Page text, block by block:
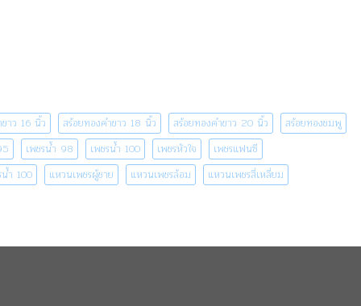
าว 16 นิ้ว สร้อยทองคำขาว 18 นิ้ว สร้อยทองคำขาว 20 นิ้ว
สร้อยทองชมพู
เพชรน้ำ 98 เพชรน้ำ 100 เพชรหัวใจ
เพชรแฟนซี
ำ 100
แหวนเพชรผู้ชาย แหวนเพชรล้อม แหวนเพชรสี่เหลี่ยม